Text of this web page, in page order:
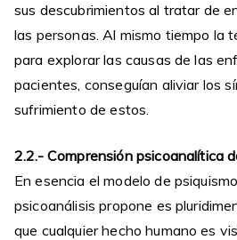
sus descubrimientos al tratar de
las personas. Al mismo tiempo la
para explorar las causas de las
pacientes, conseguían aliviar los
sufrimiento de estos.
2.2.- Comprensión psicoanalítica
En esencia el modelo de
psicoanálisis propone es
que cualquier hecho humano es